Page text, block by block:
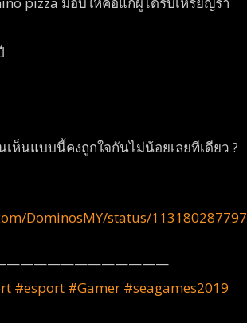
เห็นแบบนี้คงถูกใจกันไม่น้อยเลยทีเดียว ?
DominosMY/status/
#esport #Gamer #seagames2019